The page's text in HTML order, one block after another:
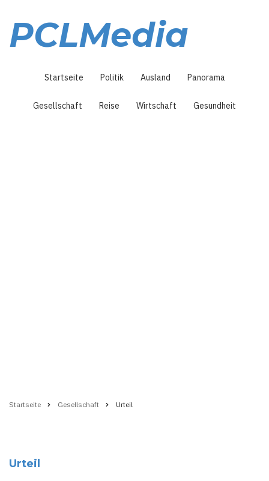
Inhalt
PCLMedia
Startseite Politik Ausland Panorama
Gesellschaft Reise Wirtschaft Gesundheit
Startseite Gesellschaft Urteil
Urteil